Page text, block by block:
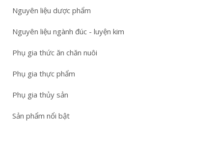
Nguyên liệu dược phẩm
Nguyên liệu ngành đúc - luyện kim
Phụ gia thức ăn chăn nuôi
Phụ gia thực phẩm
Phụ gia thủy sản
Sản phẩm nổi bật